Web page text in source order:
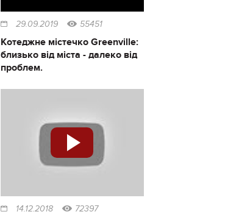
29.09.2019 55451
Котеджне містечко Greenville:
близько від міста - далеко від
проблем.
14.12.2018 72397